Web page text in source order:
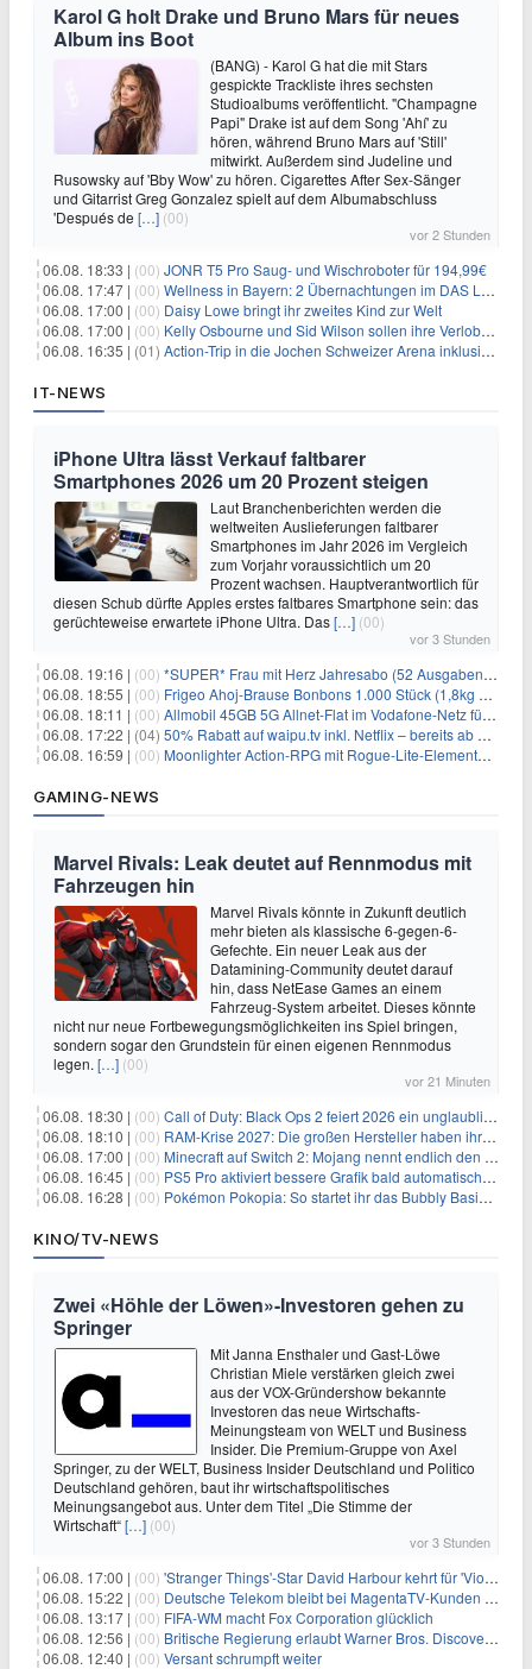
Karol G holt Drake und Bruno Mars für neues
Album ins Boot
(BANG) - Karol G hat die mit Stars
gespickte Trackliste ihres sechsten
Studioalbums veröffentlicht. "Champagne
Papi" Drake ist auf dem Song 'Ahí' zu
hören, während Bruno Mars auf 'Still'
mitwirkt. Außerdem sind Judeline und
Rusowsky auf 'Bby Wow' zu hören. Cigarettes After Sex-Sänger
und Gitarrist Greg Gonzalez spielt auf dem Albumabschluss
'Después de […] (00)
vor 2 Stunden
06.08. 18:33 | (00) JONR T5 Pro Saug- und Wischroboter für 194,99€
06.08. 17:47 | (00) Wellness in Bayern: 2 Übernachtungen im DAS LUDWIG Sports Resort inkl. HP + Wellness ab 174€ p.P.
06.08. 17:00 | (00) Daisy Lowe bringt ihr zweites Kind zur Welt
06.08. 17:00 | (00) Kelly Osbourne und Sid Wilson sollen ihre Verlobung gelöst haben
06.08. 16:35 | (01) Action-Trip in die Jochen Schweizer Arena inklusive Premium Hotel und Frühstück ab 59€ p.P.
IT-NEWS
iPhone Ultra lässt Verkauf faltbarer
Smartphones 2026 um 20 Prozent steigen
Laut Branchenberichten werden die
weltweiten Auslieferungen faltbarer
Smartphones im Jahr 2026 im Vergleich
zum Vorjahr voraussichtlich um 20
Prozent wachsen. Hauptverantwortlich für
diesen Schub dürfte Apples erstes faltbares Smartphone sein: das
gerüchteweise erwartete iPhone Ultra. Das[…] (00)
vor 3 Stunden
06.08. 19:16 | (00) *SUPER* Frau mit Herz Jahresabo (52 Ausgaben) für 161,40€ + bis zu 150€ Prämie
06.08. 18:55 | (00) Frigeo Ahoj-Brause Bonbons 1.000 Stück (1,8kg Eimer) für 6,29€
06.08. 18:11 | (00) Allmobil 45GB 5G Allnet-Flat im Vodafone-Netz für eff. 5,91€/Monat dank 50€ Wechselbonus + 0€ AG
06.08. 17:22 | (04) 50% Rabatt auf waipu.tv inkl. Netflix – bereits ab 9€/Monat (statt 17,99€)
06.08. 16:59 | (00) Moonlighter Action-RPG mit Rogue-Lite-Elementen kostenlos bei Steam
GAMING-NEWS
Marvel Rivals: Leak deutet auf Rennmodus mit
Fahrzeugen hin
Marvel Rivals könnte in Zukunft deutlich
mehr bieten als klassische 6-gegen-6-
Gefechte. Ein neuer Leak aus der
Datamining-Community deutet darauf
hin, dass NetEase Games an einem
Fahrzeug-System arbeitet. Dieses könnte
nicht nur neue Fortbewegungsmöglichkeiten ins Spiel bringen,
sondern sogar den Grundstein für einen eigenen Rennmodus
legen. […] (00)
vor 21 Minuten
06.08. 18:30 | (00) Call of Duty: Black Ops 2 feiert 2026 ein unglaubliches Comeback
06.08. 18:10 | (00) RAM-Krise 2027: Die großen Hersteller haben ihre Produktion offenbar schon verkauft
06.08. 17:00 | (00) Minecraft auf Switch 2: Mojang nennt endlich den Releasetermin
06.08. 16:45 | (00) PS5 Pro aktiviert bessere Grafik bald automatisch, aber das Update ist kleiner als gedacht
06.08. 16:28 | (00) Pokémon Pokopia: So startet ihr das Bubbly Basin-DLC
KINO/TV-NEWS
Zwei «Höhle der Löwen»-Investoren gehen zu
Springer
Mit Janna Ensthaler und Gast-Löwe
Christian Miele verstärken gleich zwei
aus der VOX-Gründershow bekannte
Investoren das neue Wirtschafts-
Meinungsteam von WELT und Business
Insider. Die Premium-Gruppe von Axel
Springer, zu der WELT, Business Insider Deutschland und Politico
Deutschland gehören, baut ihr wirtschaftspolitisches
Meinungsangebot aus. Unter dem Titel „Die Stimme der
Wirtschaft“[…] (00)
vor 3 Stunden
06.08. 17:00 | (00) 'Stranger Things'-Star David Harbour kehrt für 'Violent Night 2' zurück – Kristen Bell stößt zur Besetzung
06.08. 15:22 | (00) Deutsche Telekom bleibt bei MagentaTV-Kunden vage
06.08. 13:17 | (00) FIFA-WM macht Fox Corporation glücklich
06.08. 12:56 | (00) Britische Regierung erlaubt Warner Bros. Discovery-Übernahme
06.08. 12:40 | (00) Versant schrumpft weiter